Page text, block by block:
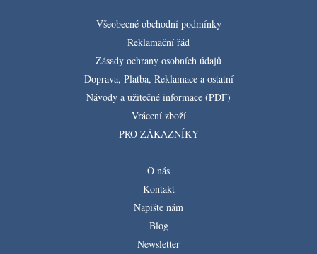
Všeobecné obchodní podmínky
Reklamační řád
Zásady ochrany osobních údajů
Doprava, Platba, Reklamace a ostatní
Návody a užitečné informace (PDF)
Vrácení zboží
PRO ZÁKAZNÍKY
O nás
Kontakt
Napište nám
Blog
Newsletter